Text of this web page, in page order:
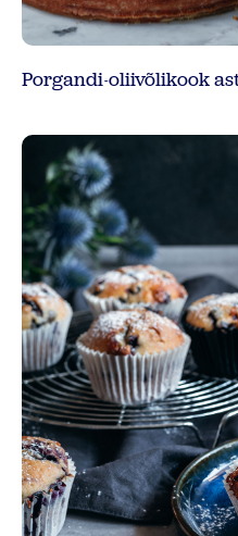
Porgandi-oliivõlikook